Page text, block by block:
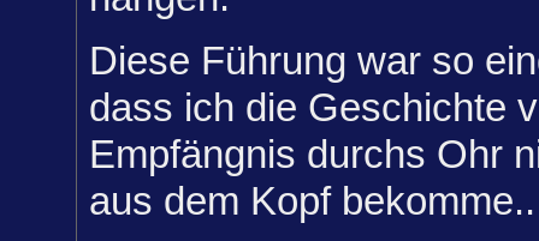
Diese Führung war so
dass ich die Geschichte
Empfängnis durchs Ohr
aus dem Kopf